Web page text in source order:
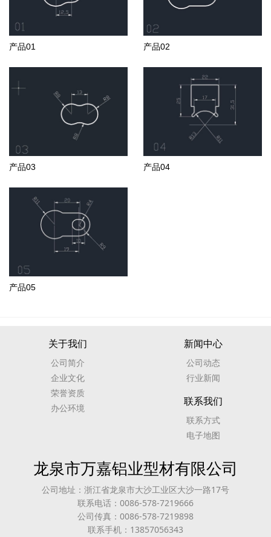
产品01 产品02
产品03 产品04
产品05
关于我们
公司简介
企业文化
荣誉资质
办公环境
新闻中心
公司动态
行业新闻
联系我们
联系方式
电子地图
龙泉市万嘉铝业型材有限公司
公司地址：浙江省龙泉市大沙工业区大沙一路17号
联系电话：0086-578-7219666
公司传真：0086-578-7219898
联系手机：13857056343